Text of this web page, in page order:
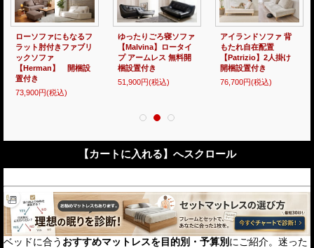
ソファ
ータイ
無料開
アイランドソファ 背
もたれ自在配置
【Patrizio】2人掛け
開梱設置付き
ショート丈にも対応し
た薄型日本製ポケット
コイルマットレス 開
43,000円～67,100円
ヘッドレスも
のこ仕様日本
ト丈チェスト
【Mildred】
込み
【カートに入れる】へスクロール
ベッドに合う おすすめマットレスを目的別・予算別 にご紹介。迷った